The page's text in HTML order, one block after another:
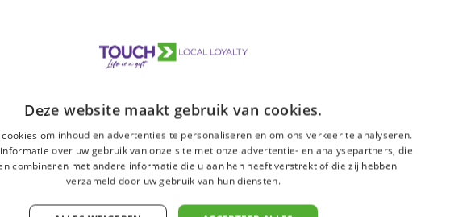
kan
samen naar jouw
we aan de hand
lokale
er liggen om jouw
en klantloyaliteit
Plan vrijblijvend je afspraak
Vul je gegevens in en onze experts
Maak een keuze(Vereist)
Ik vertegenwoordig een bedrijf
Ik ben een particulier
Jouw naam(Vereist)
Deze website maakt gebruik van cookies.
om inhoud en advertenties te personaliseren en om ons verkeer te analyseren.
over uw gebruik van onze site met onze advertentie- en analysepartners, die
combineren met andere informatie die u aan hen heeft verstrekt of die zij hebben
verzameld door uw gebruik van hun diensten.